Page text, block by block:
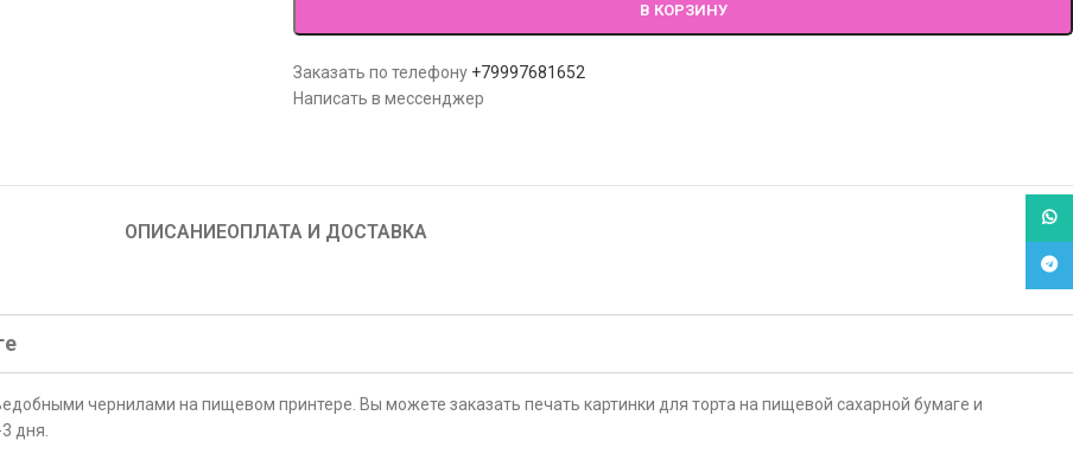
В КОРЗИНУ
Заказать по телефону +79997681652
Написать в мессенджер
ОПИСАНИЕОПЛАТА И ДОСТАВКА
чернилами на пищевом принтере. Вы можете заказать печать картинки для торта на пищевой сахарной бумаге и
дня.